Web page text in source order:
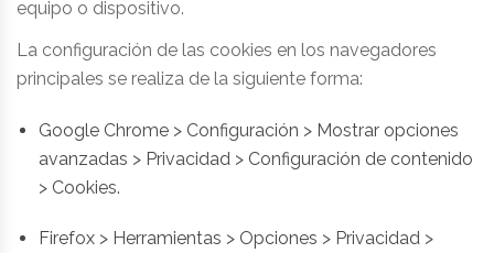
equipo o dispositivo.
La configuración de las cookies en los navegadores
principales se realiza de la siguiente forma:
Google Chrome > Configuración > Mostrar opciones
avanzadas > Privacidad > Configuración de contenido
> Cookies.
Firefox > Herramientas > Opciones > Privacidad >